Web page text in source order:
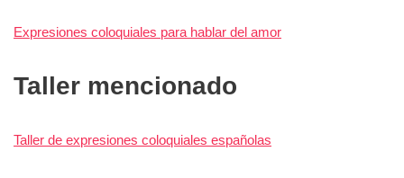
Expresiones coloquiales para hablar del amor
Taller mencionado
Taller de expresiones coloquiales españolas